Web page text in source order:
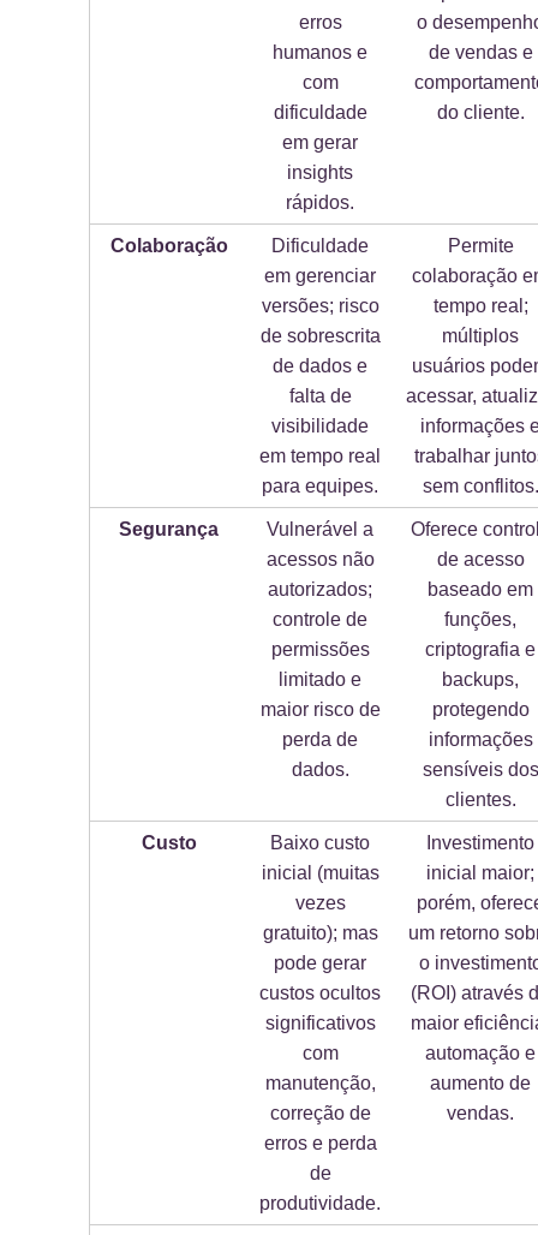
erros
humanos e
com
dificuldade
em gerar
insights
rápidos.
o
de vendas e
do cliente.
Colaboração
Dificuldade
em gerenciar
versões; risco
de sobrescrita
de dados e
falta de
visibilidade
em tempo real
para equipes.
Permite
colaboração
tempo real;
múltiplos
usuários
acessar,
informações
trabalhar
sem conflitos.
Segurança
Vulnerável a
acessos não
autorizados;
controle de
permissões
limitado e
maior risco de
perda de
dados.
Oferece
de acesso
baseado em
funções,
criptografia e
backups,
protegendo
informações
sensíveis dos
clientes.
Custo
Baixo custo
inicial (muitas
vezes
gratuito); mas
pode gerar
custos ocultos
significativos
com
manutenção,
correção de
erros e perda
de
produtividade.
Investimento
inicial maior;
porém,
um retorno
o
(ROI) através
maior
automação e
aumento de
vendas.